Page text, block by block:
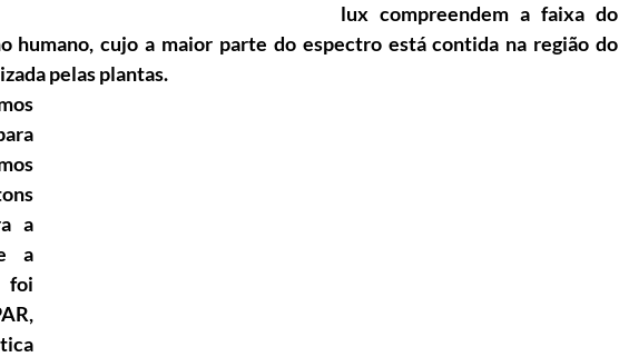
lux compreendem a faixa do
humano, cujo a maior parte do espectro está contida na região do
pelas plantas.
a
a
foi